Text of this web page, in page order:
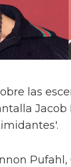
las
Jacob